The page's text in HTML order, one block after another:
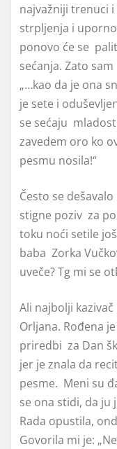
najvažniji trenuci
strpljenja i
ponovo će se
sećanja. Zato
„…kao da je ona
je sete i
se sećaju
zavedem oro ko
pesmu nosila!“
Često se
stigne poziv za
toku noći setile
baba Zorka
uveče? Tg mi se
Ali najbolji
Orljana. Rođena
priredbi za Dan
jer je znala da
pesme. Meni su
se ona stidi, da ju
Rada opustila,
Govorila mi je: